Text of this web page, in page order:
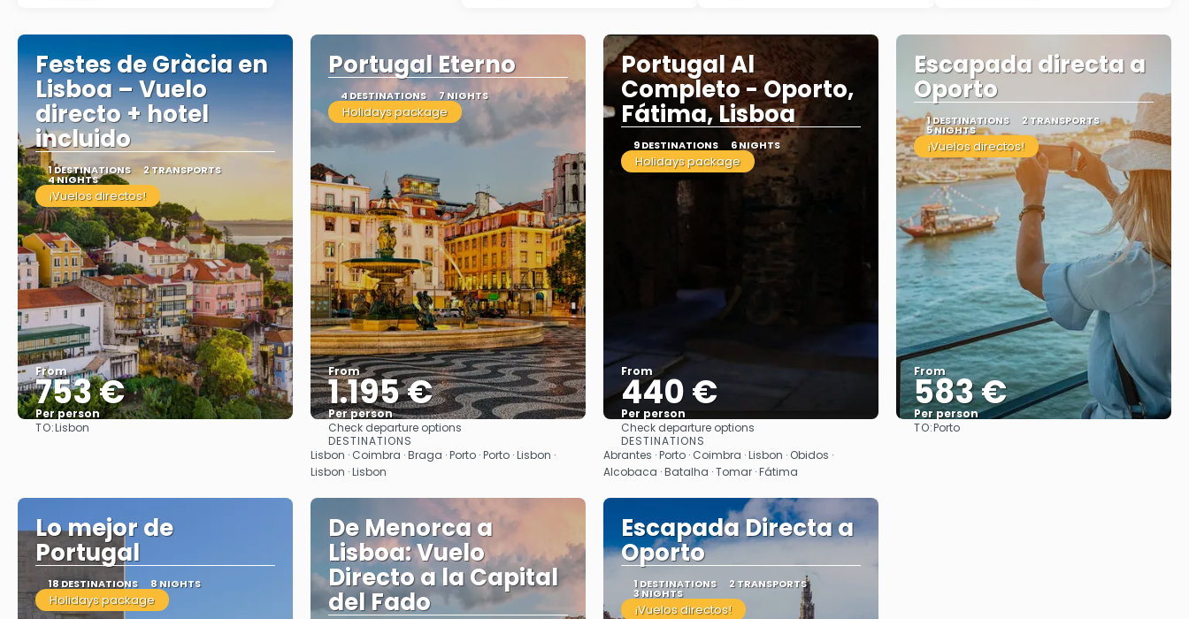
Festes de Gràcia en
Lisboa – Vuelo
directo + hotel
incluido
1 DESTINATIONS 2 TRANSPORTS
4 NIGHTS
¡Vuelos directos!
From
753 €
Per person
TO:Lisbon
Portugal Eterno
4 DESTINATIONS 7 NIGHTS
Holidays package
From
1.195 €
Per person
See
Check departure options
DESTINATIONS
Lisbon · Coimbra · Braga · Porto · Porto · Lisbon ·
Lisbon · Lisbon
Portugal Al
Completo - Oporto,
Fátima, Lisboa
9 DESTINATIONS 6 NIGHTS
Holidays package
From
440 €
Per person
See
Check departure options
DESTINATIONS
Abrantes · Porto · Coimbra · Lisbon · Obidos ·
Alcobaca · Batalha · Tomar · Fátima
Escapada directa a
Oporto
1 DESTINATIONS 2 TRANSPORTS
5 NIGHTS
¡Vuelos directos!
From
583 €
Per person
TO:Porto
Lo mejor de
Portugal
18 DESTINATIONS 8 NIGHTS
Holidays package
De Menorca a
Lisboa: Vuelo
Directo a la Capital
del Fado
Escapada Directa a
Oporto
1 DESTINATIONS 2 TRANSPORTS
3 NIGHTS
¡Vuelos directos!